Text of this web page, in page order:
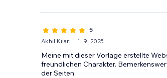
5
Akhil Kilari
1. 9. 2025
Meine mit dieser Vorlage erstellte
freundlichen Charakter.
der Seiten.